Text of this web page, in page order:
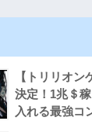
【トリリオ
決定！1兆＄
入れる最強コ